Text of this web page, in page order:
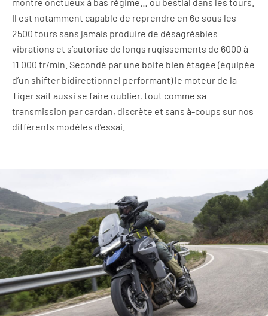
Il est notamment capable de reprendre en 6e sous les
2500 tours sans jamais produire de désagréables
vibrations et s’autorise de longs rugissements de 6000 à
11 000 tr/min. Secondé par une boite bien étagée (équipée
d’un shifter bidirectionnel performant) le moteur de la
Tiger sait aussi se faire oublier, tout comme sa
transmission par cardan, discrète et sans à-coups sur nos
différents modèles d’essai.